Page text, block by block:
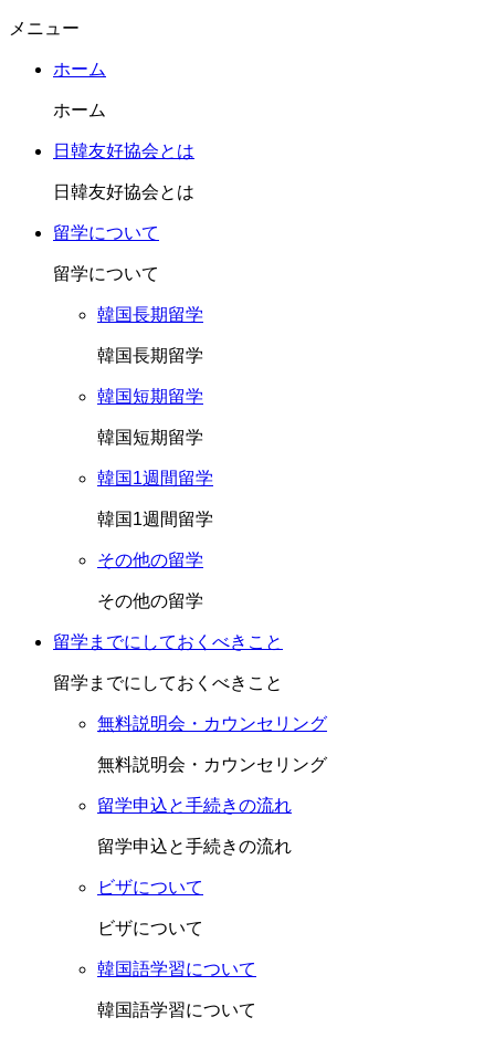
メニュー
ホーム
ホーム
日韓友好協会とは
日韓友好協会とは
留学について
留学について
韓国長期留学
韓国長期留学
韓国短期留学
韓国短期留学
韓国1週間留学
韓国1週間留学
その他の留学
その他の留学
留学までにしておくべきこと
留学までにしておくべきこと
無料説明会・カウンセリング
無料説明会・カウンセリング
留学申込と手続きの流れ
留学申込と手続きの流れ
ビザについて
ビザについて
韓国語学習について
韓国語学習について